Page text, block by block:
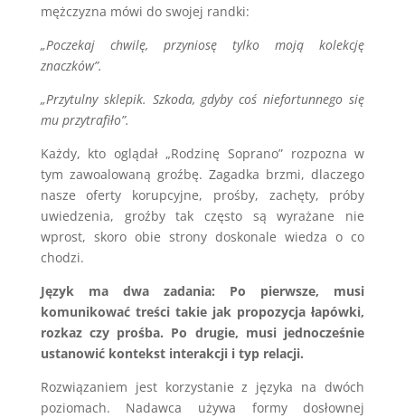
mężczyzna mówi do swojej randki:
„Poczekaj chwilę, przyniosę tylko moją kolekcję
znaczków”.
„Przytulny sklepik. Szkoda, gdyby coś niefortunnego się
mu przytrafiło”.
Każdy, kto oglądał „Rodzinę Soprano” rozpozna w
tym zawoalowaną groźbę. Zagadka brzmi, dlaczego
nasze oferty korupcyjne, prośby, zachęty, próby
uwiedzenia, groźby tak często są wyrażane nie
wprost, skoro obie strony doskonale wiedza o co
chodzi.
Język ma dwa zadania: Po pierwsze, musi
komunikować treści takie jak propozycja łapówki,
rozkaz czy prośba. Po drugie, musi jednocześnie
ustanowić kontekst interakcji i typ relacji.
Rozwiązaniem jest korzystanie z języka na dwóch
poziomach. Nadawca używa formy dosłownej